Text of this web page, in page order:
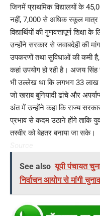
जिनमें प्राथमिक विद्यालयों के
नहीं, 7,000 से अधिक स्कूल मात्र
विद्यार्थियों की गुणवत्तापूर्ण शिक्षा
उन्होंने सरकार से जवाबदेही की
उपकरणों तथा सुविधाओं की कमी है,
कहां उपयोग हो रही है। अजय सिंह
भी उल्लेख था कि लगभग 33 लाख
जो खराब बुनियादी ढांचे और
अंत में उन्होंने कहा कि राज्य
प्रभाव से कदम उठाने होंगे ताकि
तस्वीर को बेहतर बनाया जा सके।
See also यूपी पंचायत
निर्वाचन आयोग से मांगी